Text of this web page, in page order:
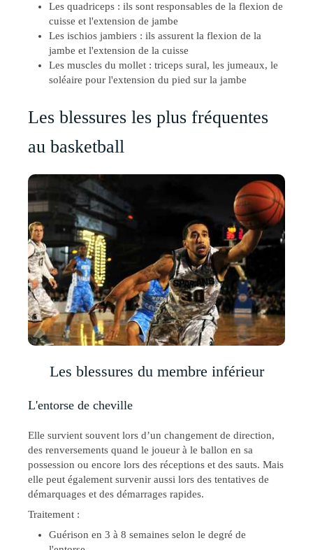
Les quadriceps : ils sont responsables de la flexion de
cuisse et l'extension de jambe
Les ischios jambiers : ils assurent la flexion de la
jambe et l'extension de la cuisse
Les muscles du mollet : triceps sural, les jumeaux, le
soléaire pour l'extension du pied sur la jambe
Les blessures les plus fréquentes
au basketball
Les blessures du membre inférieur
L'entorse de cheville
Elle survient souvent lors d’un changement de direction,
des renversements quand le joueur à le ballon en sa
possession ou encore lors des réceptions et des sauts. Mais
elle peut également survenir aussi lors des tentatives de
démarquages et des démarrages rapides.
Traitement :
Guérison en 3 à 8 semaines selon le degré de